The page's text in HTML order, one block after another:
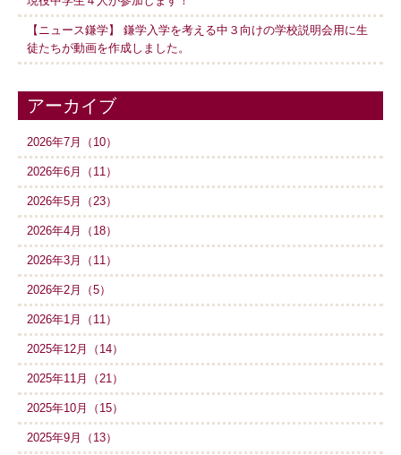
【ニュース鎌学】 鎌学入学を考える中３向けの学校説明会用に生
徒たちが動画を作成しました。
アーカイブ
2026年7月（10）
2026年6月（11）
2026年5月（23）
2026年4月（18）
2026年3月（11）
2026年2月（5）
2026年1月（11）
2025年12月（14）
2025年11月（21）
2025年10月（15）
2025年9月（13）